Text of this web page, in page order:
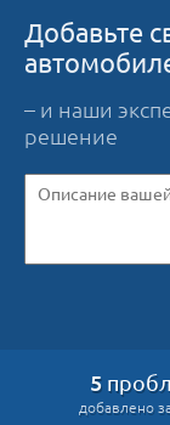
Добавьте
– и наши
решение
5
добавлено